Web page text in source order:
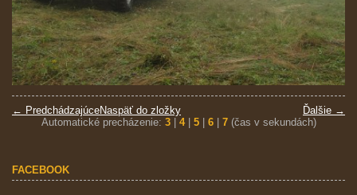
← Predchádzajúce Ďalšie →
Naspäť do zložky
Automatické precházenie: 3| 4| 5| 6| 7(čas v sekundách)
FACEBOOK